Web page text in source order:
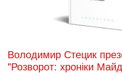
Володимир Стецик
"Розворот: хроніки